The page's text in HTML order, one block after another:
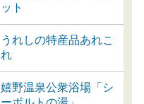
ット
うれしの特産品あれこ
れ
嬉野温泉公衆浴場「シ